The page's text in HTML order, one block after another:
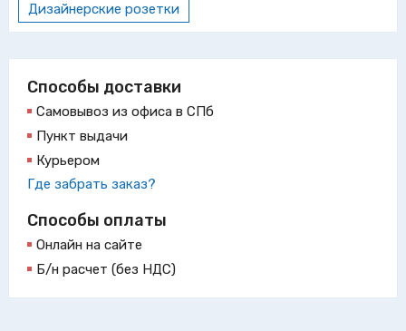
Дизайнерские розетки
Способы доставки
Самовывоз из офиса в СПб
Пункт выдачи
Курьером
Где забрать заказ?
Способы оплаты
Онлайн на сайте
Б/н расчет (без НДС)